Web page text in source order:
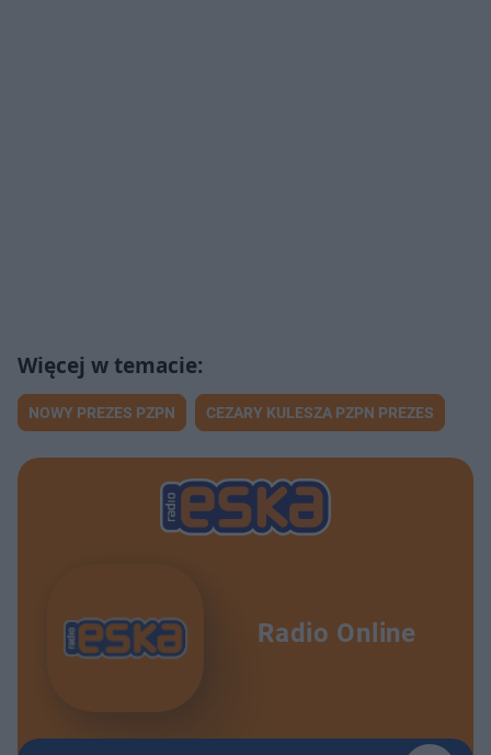
NOWY PREZES PZPN CEZARY KULESZA PZPN PREZES
Radio Online